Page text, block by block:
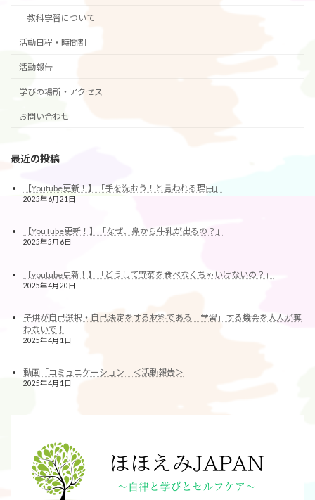
教科学習について
活動日程・時間割
活動報告
学びの場所・アクセス
お問い合わせ
最近の投稿
【Youtube更新！】「手を洗おう！と言われる理由」
2025年6月21日
【YouTube更新！】「なぜ、鼻から牛乳が出るの？」
2025年5月6日
【youtube更新！】「どうして野菜を食べなくちゃいけないの？」
2025年4月20日
子供が自己選択・自己決定をする材料である「学習」する機会を大人が奪
わないで！
2025年4月1日
動画「コミュニケーション」＜活動報告＞
2025年4月1日